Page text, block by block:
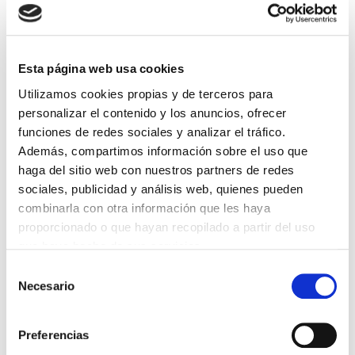
Esta página web usa cookies
Utilizamos cookies propias y de terceros para
personalizar el contenido y los anuncios, ofrecer
funciones de redes sociales y analizar el tráfico.
Además, compartimos información sobre el uso que
haga del sitio web con nuestros partners de redes
sociales, publicidad y análisis web, quienes pueden
combinarla con otra información que les haya
proporcionado o que hayan recopilado a partir del uso
Necesario
Preferencias
Compostela está lleno de aspectos
fascinantes que lo convierten en un lugar
único. A continuación, te compartimos
algunas de las curiosidades que hacen de
este mercado un sitio tan especial:
Un mercado más grande que el
edificio
Cada día, los compostelanos acuden
al mercado en busca de productos